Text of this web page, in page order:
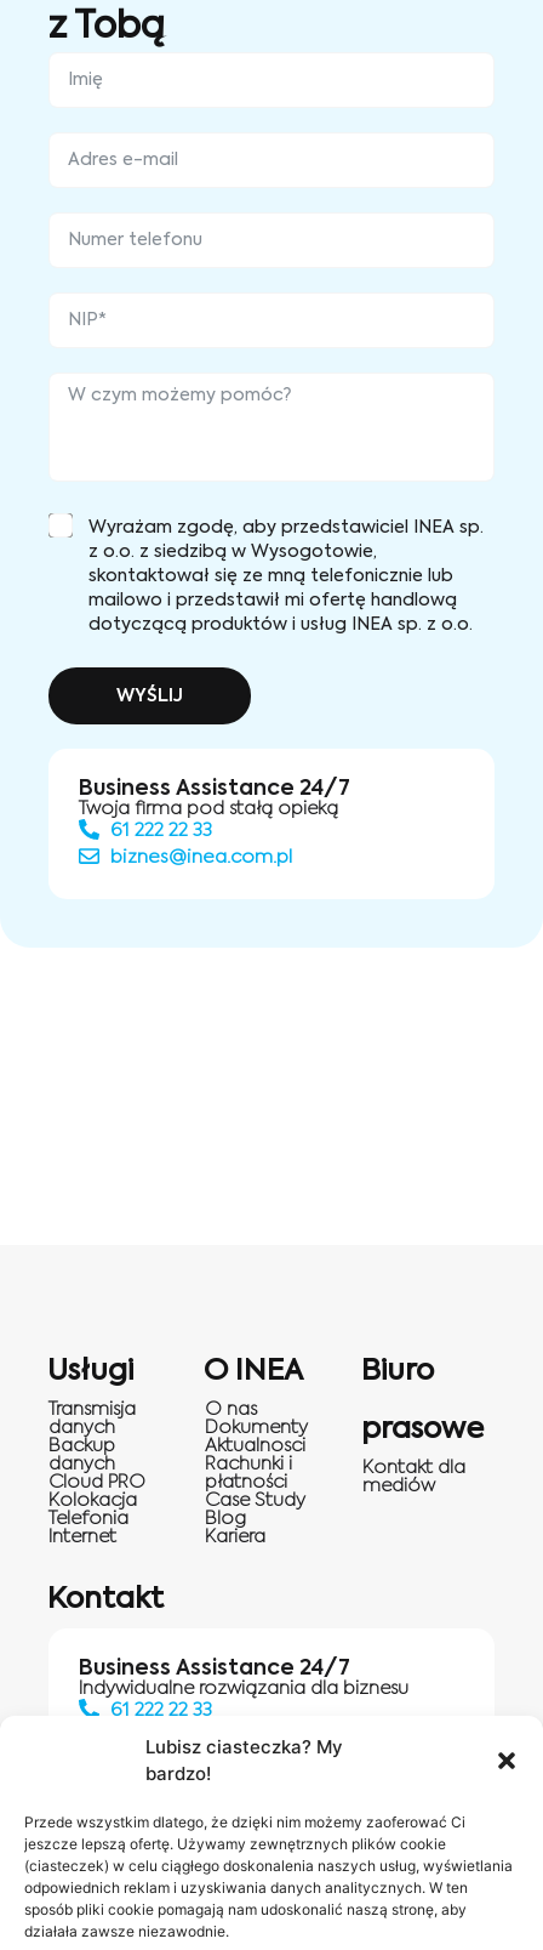
Lubisz ciasteczka? My
bardzo!
Przede wszystkim dlatego, że dzięki nim możemy zaoferować Ci
jeszcze lepszą ofertę. Używamy zewnętrznych plików cookie
(ciasteczek) w celu ciągłego doskonalenia naszych usług, wyświetlania
odpowiednich reklam i uzyskiwania danych analitycznych. W ten
sposób pliki cookie pomagają nam udoskonalić naszą stronę, aby
działała zawsze niezawodnie.
z Tobą
Wyrażam zgodę, aby przedstawiciel INEA sp.
z o.o. z siedzibą w Wysogotowie,
skontaktował się ze mną telefonicznie lub
mailowo i przedstawił mi ofertę handlową
dotyczącą produktów i usług INEA sp. z o.o.
WYŚLIJ
Business Assistance 24/7
Twoja firma pod stałą opieką
61 222 22 33
biznes@inea.com.pl
Usługi
Transmisja
danych
Backup
danych
Cloud PRO
Kolokacja
Telefonia
Internet
O INEA
O nas
Dokumenty
Aktualnosci
Rachunki i
płatności
Case Study
Blog
Kariera
Biuro
prasowe
Kontakt dla
mediów
Kontakt
Business Assistance 24/7
Indywidualne rozwiązania dla biznesu
61 222 22 33
Salony INEA
Napisz do